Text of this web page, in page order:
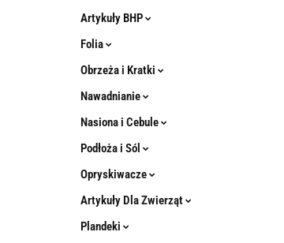
Artykuły BHP
Folia
Obrzeża i Kratki
Nawadnianie
Nasiona i Cebule
Podłoża i Sól
Opryskiwacze
Artykuły Dla Zwierząt
Plandeki